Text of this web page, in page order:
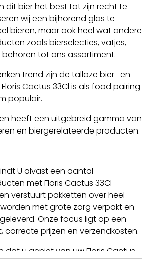
dit bier het best tot zijn recht te
wij een bijhorend glas te
bieren, maar ook heel wat andere
zoals bierselecties, vatjes,
behoren tot ons assortiment.
trend zijn de talloze bier- en
Cactus 33Cl is als food pairing
populair.
heeft een uitgebreid gamma van
en biergerelateerde producten.
U alvast een aantal
met Floris Cactus 33Cl
verstuurt pakketten over heel
met grote zorg verpakt en
Onze focus ligt op een
correcte prijzen en verzendkosten.
dat u geniet van uw Floris Cactus